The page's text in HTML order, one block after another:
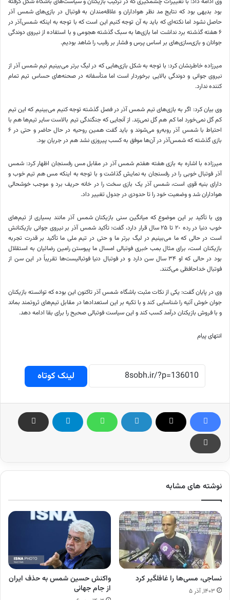
بود بدیهی بود که نتایج مد نظر هواداران و علاقه‌مندان به فوتبال در بازی‌های شمس آذر
حاصل نشود اما نکته‌ای که باید به آن توجه کنیم این است که با توجه به اینکه شمس‌آذر در
۶ هفته گذشته برد نداشت اما بازی‌ها به سبک گذشته هجومی و با استفاده از نیروی دوندگی
جوانان و بازی‌سازی‌های بر اساس پرس و فشار بر رقیب را شاهد بودیم.
میرزاده خاطرنشان کرد: با توجه به شکل بازی‌هایی که در لیگ برتر می‌بینیم تیم شمس آذر از
نیروی جوانی و دوندگی بالایی برخوردار است اما متأسفانه در صحنه‌های حساس تیم تمام
کننده ندارد.
وی بیان کرد: اگر به بازی‌های تیم شمس آذر در فصل گذشته توجه کنیم می‌بینیم که این تیم
کم گل نمی‌خورد اما کم هم گل نمی‌زند. از آنجایی که جنگندگی تیم بالاست سایر تیم‌ها هم با
احتیاط با شمس آذر روبه‌رو می‌شوند و باید گفت همین روحیه در حال حاضر و حتی در ۶
بازی گذشته که شمس‌آذر در آن‌ها موفق به کسب پیروزی نشد هم در جریان بود.
میرزاده با اشاره به بازی هفته هفتم شمس آذر در مقابل مس رفسنجان اظهار کرد: شمس
آذر فوتبال خوبی را در رفسنجان به نمایش گذاشت و با توجه به اینکه مس هم تیم خوب و
دارای بنیه قوی است، شمس آذر یک بازی سخت را در خانه حریف برد و موجب خوشحالی
هواداران شد و وضعیت خود را تا حدودی در جدول تغییر داد.
وی با تأکید بر این موضوع که میانگین سنی بازیکنان شمس آذر مانند بسیاری از تیم‌های
خوب دنیا در رده ٢٠ تا ٢۵ سال قرار دارد، گفت: تأکید شمس آذر بر نیروی جوانی بازیکنانش
است در حالی که ما می‌بینیم در لیگ برتر ما و حتی در تیم ملی ما تأکید بر قدرت تجربه
بازیکنان است، برای مثال بمب خبری فوتبالی امسال ما پیوستن رامین رضائیان به استقلال
بود در حالی که او ۳۴ سال سن دارد و در فوتبال دنیا فوتبالیست‌ها تقریباً در این سن از
فوتبال خداحافظی می‌کنند.
وی در پایان گفت: یکی از نکات مثبت باشگاه شمس آذر تاکنون این بوده که توانسته بازیکنان
جوان خوش آتیه را شناسایی کند و با تکیه بر این استعدادها در مقابل تیم‌های ثروتمند بماند
و با فروش بازیکنان درآمد کسب کند و این سیاست فوتبالی صحیح را برای بقا ادامه دهد.
انتهای پیام
لینک کوتاه
نوشته های مشابه
نساجی، مسی‌ها را غافلگیر کرد
۱۴۰۳, آذر ۵
واکنش حسین شمس به حذف ایران
از جام جهانی